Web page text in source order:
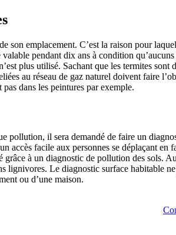
emplacement. C’est la raison pour
pendant dix ans à condition
plus utilisé. Sachant que les termites sont
au réseau de gaz naturel doivent faire
dans les peintures par exemple.
pollution, il sera demandé de faire un
accès facile aux personnes se déplaçant
à un diagnostic de pollution des sols.
lignivores. Le diagnostic surface habitable
ou d’une maison.